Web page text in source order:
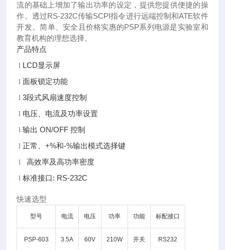
流的基础上增加了输出功率的设定，提供您提供便捷的操
作。透过RS-232C传输SCPI指令进行远端控制和ATE软件
开发。简单、安全且价格实惠的PSP系列电源是实验室和
教育机构的理想选择。
产品特点
l LCD显示屏
l 面板锁定功能
l3段式风扇速度控制
l 电压、电流及功率设置
l输出 ON/OFF 控制
l 正常、+%和-%输出模式选择键
l 高效率及高功率密度
l标准接口: RS-232C
快速选型
型号 电流 电压 功率 功能 标配接口
PSP-603 3.5A 60V 210W 开关 RS232